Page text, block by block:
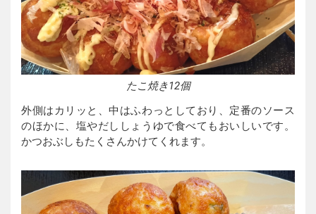
たこ焼き12個
外側はカリッと、中はふわっとしており、定番のソース
のほかに、塩やだししょうゆで食べてもおいしいです。
かつおぶしもたくさんかけてくれます。